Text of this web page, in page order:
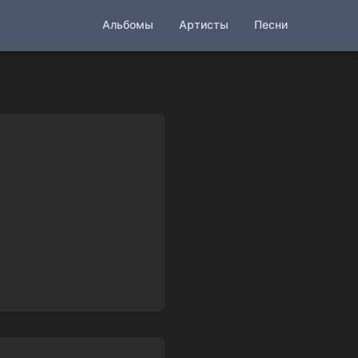
Альбомы Артисты Песни